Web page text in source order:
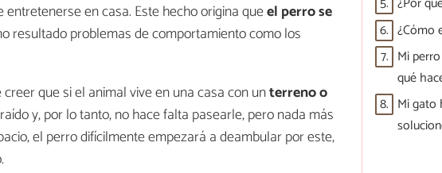
en casa. Este hecho origina queel perro se
resultado problemas de comportamiento como los
que si el animal vive en una casa con unterreno o
y, por lo tanto, no hace falta pasearle, pero nada más
el perro difícilmente empezará a deambular por este,
6. ¿Cómo
7. Mi
qué
8. Mi gato